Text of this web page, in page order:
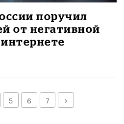
поручил
от негативной
5 6 7 Далее